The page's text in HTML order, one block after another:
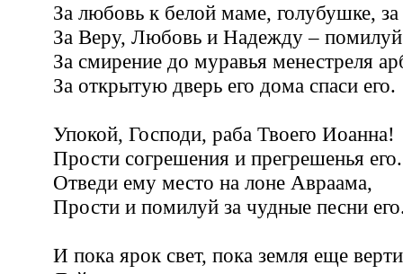
За любовь к белой маме, голубушке, за
За Веру, Любовь и Надежду – помилуй
За смирение до муравья менестреля
За открытую дверь его дома спаси его.
Упокой, Господи, раба Твоего Иоанна!
Прости согрешения и прегрешенья его.
Отведи ему место на лоне Авраама,
Прости и помилуй за чудные песни
И пока ярок свет, пока земля еще